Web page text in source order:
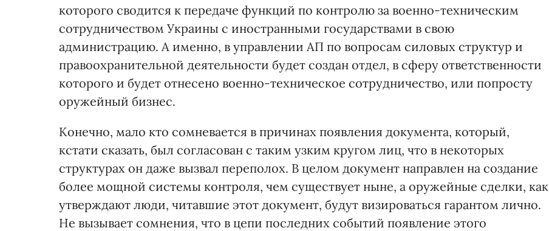
которого сводится к передаче функций по контролю за военно-техническим
сотрудничеством Украины с иностранными государствами в свою
администрацию. А именно, в управлении АП по вопросам силовых структур и
правоохранительной деятельности будет создан отдел, в сферу ответственности
которого и будет отнесено военно-техническое сотрудничество, или попросту
оружейный бизнес.
Конечно, мало кто сомневается в причинах появления документа, который,
кстати сказать, был согласован с таким узким кругом лиц, что в некоторых
структурах он даже вызвал переполох. В целом документ направлен на создание
более мощной системы контроля, чем существует ныне, а оружейные сделки, как
утверждают люди, читавшие этот документ, будут визироваться гарантом лично.
Не вызывает сомнения, что в цепи последних событий появление этого